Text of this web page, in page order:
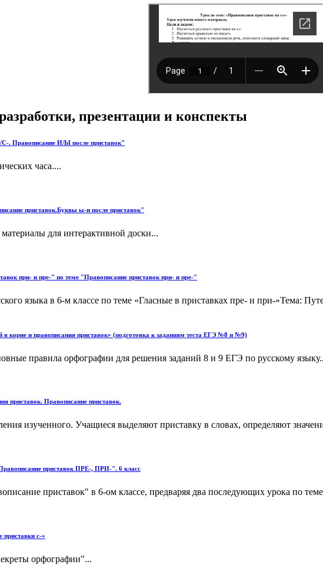
презентации и конспекты
. Правописание И/Ы после приставок"
часа....
приставок.Буквы ы-и после приставок"
для интерактивной доски...
при- и пре-" по теме "Правописание приставок при- и пре-"
языка в 6-м классе по теме «Гласные в приставках пре- и при-»Тема:
в корне и правописания приставок» (подготовка к заданиям теста ЕГЭ №8 и №9)
правила орфографии для решения заданий 8 и 9 ЕГЭ по русскому
приставок. Правописание приставок.
изученного. Учащиеся выделяют приставку в словах, определяют
приставок ПРЕ-, ПРИ-". 6 класс
приставок" в 6-ом классе, предваряя два последующих урока по
приставки с-»
орфографии"...